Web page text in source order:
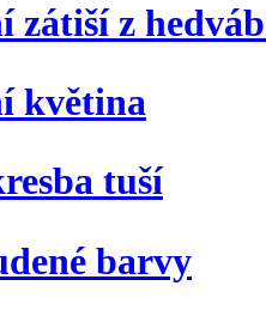
zátiší z
květina
tuší
barvy